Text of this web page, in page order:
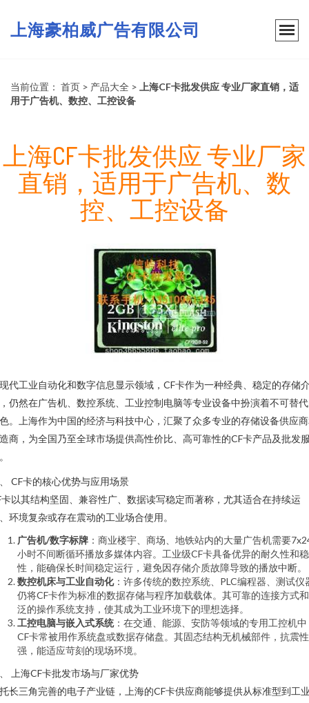
上海豪柏威广告有限公司
当前位置： 首页 > 产品大全 >
上海CF卡批发供应 专业厂家直销，适
用于广告机、数控、工控设备
上海CF卡批发供应 专业厂家
直销，适用于广告机、数
控、工控设备
代工业自动化和数字信息显示领域，CF卡作为一种经典、稳定的存储
仍然在广告机、数控系统、工业控制电脑等专业设备中扮演着不可替
。上海作为中国的经济与科技中心，汇聚了众多专业的存储设备供应
商，为全国乃至全球市场提供高性价比、高可靠性的CF卡产品及批发
CF卡的核心优势与应用场景
卡以其结构坚固、兼容性广、数据读写稳定而著称，尤其适合在持续运
环境复杂或存在震动的工业场合使用。
广告机/数字标牌 ：商业楼宇、商场、地铁站内的大量广告机需要
小时不间断循环播放多媒体内容。工业级CF卡具备优异的耐久性和
性，能确保长时间稳定运行，避免因存储介质故障导致的播放中断。
数控机床与工业自动化：许多传统的数控系统、PLC编程器、测试仪
仍将CF卡作为标准的数据存储与程序加载载体。其可靠的连接方式
泛的操作系统支持，使其成为工业环境下的理想选择。
工控电脑与嵌入式系统：在交通、能源、安防等领域的专用工控机中
CF卡常被用作系统盘或数据存储盘。其固态结构无机械部件，抗震性
强，能适应苛刻的现场环境。
上海CF卡批发市场与厂家优势
长三角完善的电子产业链，上海的CF卡供应商能够提供从标准型到工